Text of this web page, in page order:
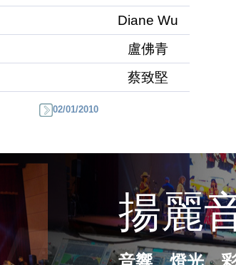
Diane Wu
盧佛青
蔡致堅
02/01/2010